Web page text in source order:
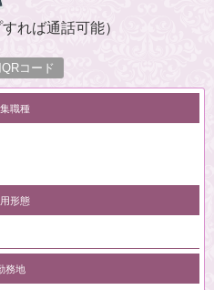
れば通話可能）
コード
職種
形態
務地